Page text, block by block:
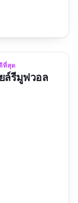
ที่สุด
ล์รีมูฟวอล